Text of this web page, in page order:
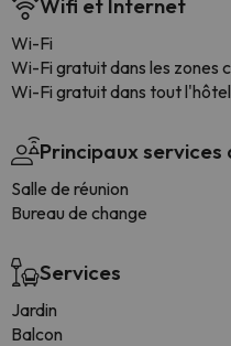
Wifi et Internet
Wi-Fi
Wi-Fi gratuit dans les zones
Wi-Fi gratuit dans tout l'hôtel
Principaux
Salle de réunion
Bureau de change
Services
Jardin
Balcon